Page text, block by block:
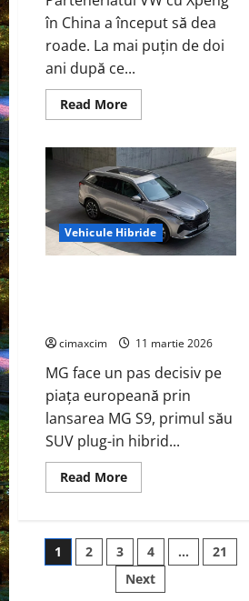
în China a început să dea
roade. La mai puțin de doi
ani după ce...
Read MoreRead
more
mai
mare
și
mai
puternic
SUV
electric
de
până
Vehicule Hibride
cimaxcim 11 martie 2026
MG face un pas decisiv pe
piața europeană prin
lansarea MG S9, primul său
SUV plug-in hibrid...
Read MoreRead
more
în
Marea
Britanie
primul
SUV
Paginație
1 2 3 4 …
21
Next